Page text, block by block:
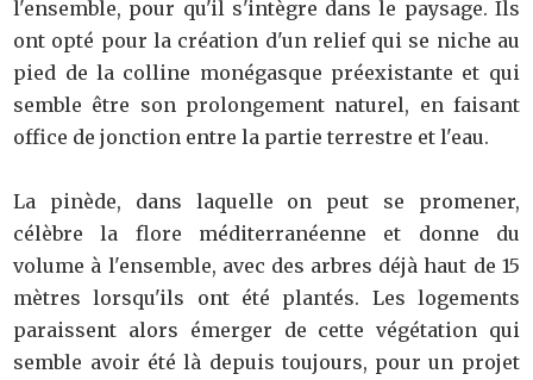
l'ensemble, pour qu'il s'intègre dans le paysage. Ils
ont opté pour la création d'un relief qui se niche au
pied de la colline monégasque préexistante et qui
semble être son prolongement naturel, en faisant
office de jonction entre la partie terrestre et l'eau.
La pinède, dans laquelle on peut se promener,
célèbre la flore méditerranéenne et donne du
volume à l'ensemble, avec des arbres déjà haut de 15
mètres lorsqu'ils ont été plantés. Les logements
paraissent alors émerger de cette végétation qui
semble avoir été là depuis toujours, pour un projet